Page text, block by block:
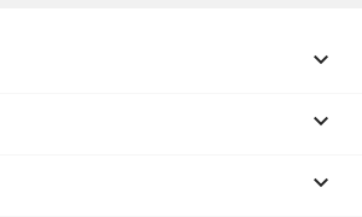


